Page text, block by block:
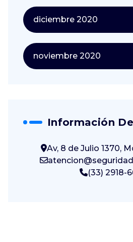
diciembre 2020
noviembre 2020
Información
Av, 8 de Julio 1370,
(33) 2918-